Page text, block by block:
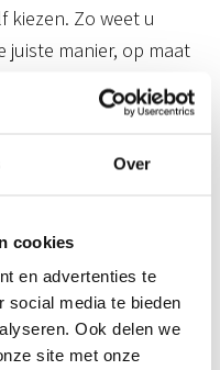
Over
cookies
en advertenties te
social media te bieden
Ook delen we
site met onze
kiezen. Zo weet u
juiste manier, op maat
op maat iets voor
in een mooi en
dat uw